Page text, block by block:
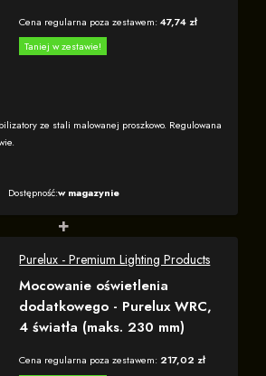
Cena regularna poza zestawem:47,74 zł
Taniej w zestawie!
ze stali malowanej proszkowo. Regulowana
Dostępność:w magazynie
+
Purelux - Premium Lighting Products
Mocowanie oświetlenia
dodatkowego - Purelux WRC,
4 światła (maks. 230 mm)
Cena regularna poza zestawem: 217,02 zł